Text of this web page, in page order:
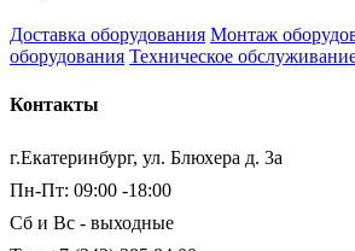
Доставка оборудования Монтаж
оборудования Техническое
Контакты
г.Екатеринбург, ул. Блюхера д. 3а
Пн-Пт: 09:00 -18:00
Сб и Вс - выходные